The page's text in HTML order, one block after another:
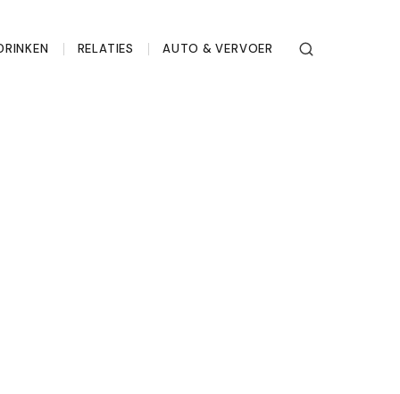
RELATIES AUTO & VERVOER